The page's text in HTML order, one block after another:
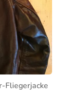
Fliegerjacke